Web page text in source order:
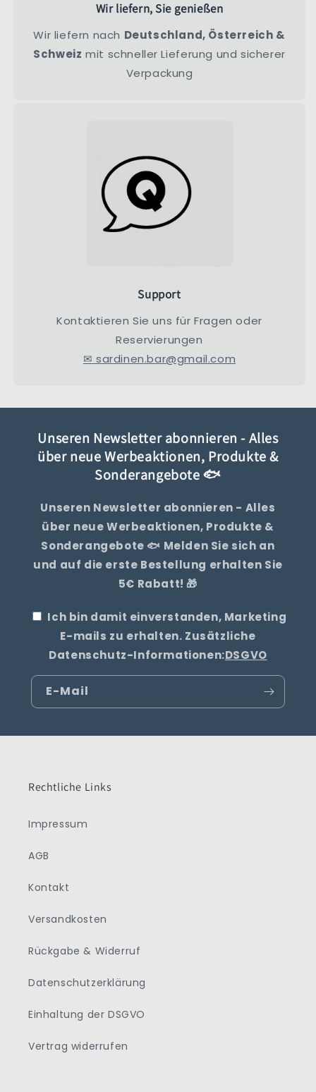
Wir liefern, Sie genießen
Wir liefern nach Deutschland, Österreich &
Schweiz mit schneller Lieferung und sicherer
Verpackung
Support
Kontaktieren Sie uns für Fragen oder
Reservierungen
✉ sardinen.bar@gmail.com
Unseren Newsletter abonnieren - Alles
über neue Werbeaktionen, Produkte &
Sonderangebote 🐟
Unseren Newsletter abonnieren - Alles
über neue Werbeaktionen, Produkte &
Sonderangebote 🐟 Melden Sie sich an
und auf die erste Bestellung erhalten Sie
5€ Rabatt! 🎁
Ich bin damit einverstanden, Marketing
E-mails zu erhalten. Zusätzliche
Datenschutz-Informationen:DSGVO
E-Mail
Rechtliche Links
Impressum
AGB
Kontakt
Versandkosten
Rückgabe & Widerruf
Datenschutzerklärung
Einhaltung der DSGVO
Vertrag widerrufen